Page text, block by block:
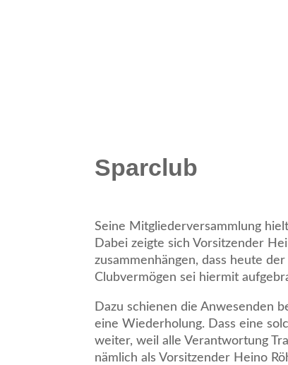
Sparclub
Seine Mitgliederversammlung
Dabei zeigte sich Vorsitzender
zusammenhängen, dass heute
Clubvermögen sei hiermit
Dazu schienen die Anwesenden
eine Wiederholung. Dass eine
weiter, weil alle Verantwortung
nämlich als Vorsitzender Heino